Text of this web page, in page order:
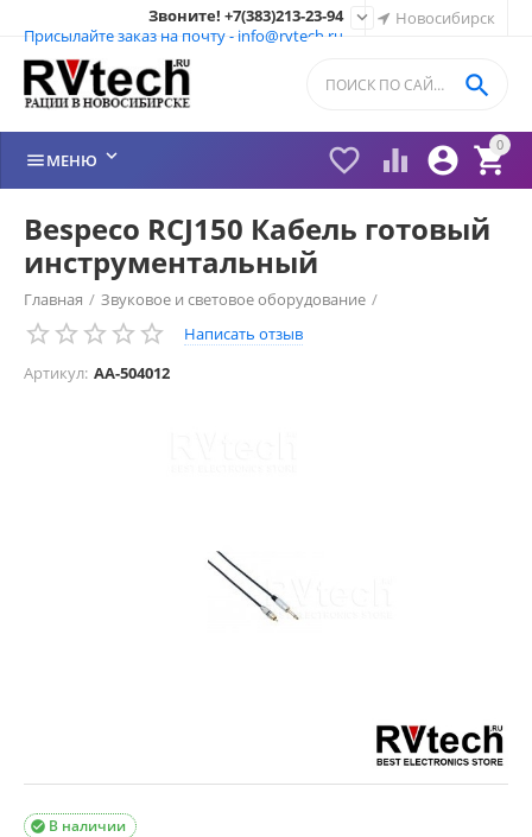
Новосибирск
Звоните! +7(383)213-23-94
Присылайте заказ на почту - info@rvtech.ru

0


 

МЕНЮ 
Bespeco RCJ150 Кабель готовый
инструментальный
Главная / Звуковое и световое оборудование /
Инструментальные кабели /
Написать отзыв
Артикул: AA-504012
В наличии
